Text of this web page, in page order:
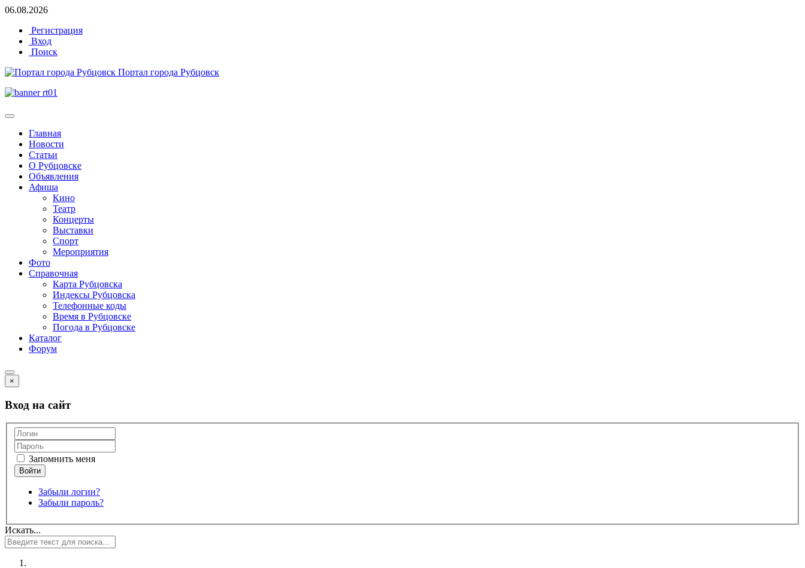
06.08.2026
Регистрация
Вход
Поиск
Портал города Рубцовск
Главная
Новости
Статьи
О Рубцовске
Объявления
Афиша
Кино
Театр
Концерты
Выставки
Спорт
Мероприятия
Фото
Справочная
Карта Рубцовска
Индексы Рубцовска
Телефонные коды
Время в Рубцовске
Погода в Рубцовске
Каталог
Форум
×
Вход на сайт
Запомнить меня
Забыли логин?
Забыли пароль?
Искать...